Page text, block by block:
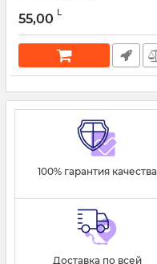
Артикул:
55,00 L
100% гарантия качества
Доставка по всей